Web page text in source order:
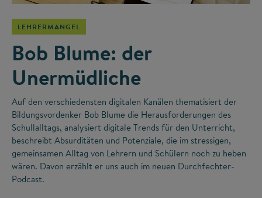
LEHRERMANGEL
Bob Blume: der
Unermüdliche
Auf den verschiedensten digitalen Kanälen thematisiert der
Bildungsvordenker Bob Blume die Herausforderungen des
Schullalltags, analysiert digitale Trends für den Unterricht,
beschreibt Absurditäten und Potenziale, die im stressigen,
gemeinsamen Alltag von Lehrern und Schülern noch zu heben
wären. Davon erzählt er uns auch im neuen Durchfechter-
Podcast.